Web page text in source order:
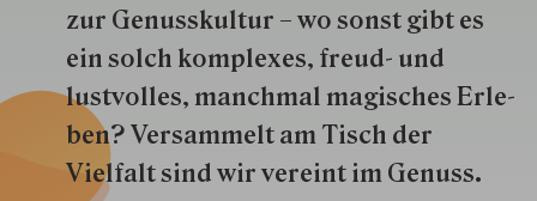
zur Genuss­kultur – wo sonst gibt es
ein solch kom­plexes, freud- und
lustvolles, manchmal ma­gisch­es Er­le­
ben? Versammelt am Tisch der
Vielfalt sind wir ver­eint im Genuss.